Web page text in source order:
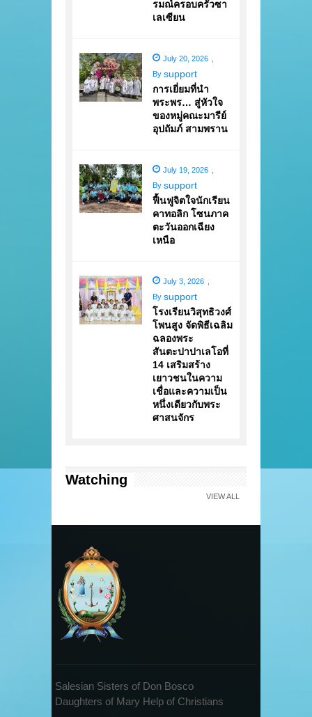
รมณ์ครอบครัวซา
เลเซียน
July 20, 2026
By support
การเยี่ยมที่นำ
พระพร… สู่หัวใจ
ของหมู่คณะมารีย์
อุปถัมภ์ สามพราน
July 19, 2026
By support
ฟื้นฟูจิตใจนักเรียน
คาทอลิก โซนภาค
ตะวันออกเฉียง
เหนือ
July 3, 2026
By support
โรงเรียนวิสุทธิวงศ์
โพนสูง จัดพิธีเฉลิม
ฉลองพระ
สันตะปาปาเลโอที่
14 เสริมสร้าง
เยาวชนในความ
เชื่อและความเป็น
หนึ่งเดียวกับพระ
ศาสนจักร
Watching
VIEW ALL
Salesian Sisters of Don Bosco
Daughters of Mary Help of Christians